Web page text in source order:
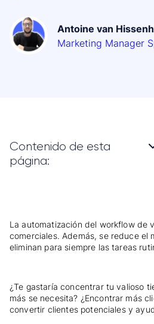
Antoine van
Marketing Manager
Contenido de esta
página:
La automatización del workflow de
comerciales. Además, se reduce el
eliminan para siempre las tareas
¿Te gastaría concentrar tu valioso
más se necesita? ¿Encontrar más
convertir clientes potenciales y